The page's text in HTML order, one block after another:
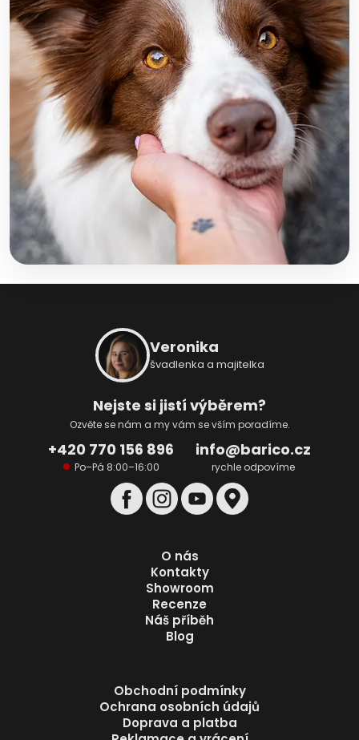
Veronika
švadlenka a majitelka
Nejste si jistí výběrem?
Ozvěte se nám a my vám se vším poradíme.
+420 770 156 896
Po–Pá 8:00–16:00
info@barico.cz
rychle odpovíme
O nás
Kontakty
Showroom
Recenze
Náš příběh
Blog
Obchodní podmínky
Ochrana osobních údajů
Doprava a platba